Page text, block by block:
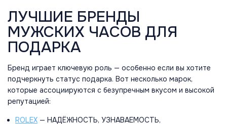
ЛУЧШИЕ БРЕНДЫ
МУЖСКИХ ЧАСОВ ДЛЯ
ПОДАРКА
Бренд играет ключевую роль — особенно если вы хотите
подчеркнуть статус подарка. Вот несколько марок,
которые ассоциируются с безупречным вкусом и высокой
репутацией:
ROLEX — НАДЁЖНОСТЬ, УЗНАВАЕМОСТЬ,